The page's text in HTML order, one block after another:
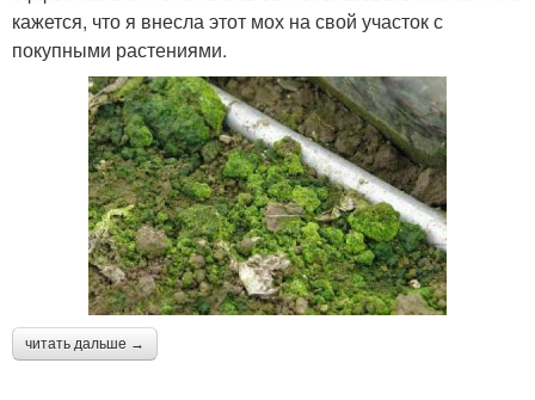
кажется, что я внесла этот мох на свой участок с
покупными растениями.
читать дальше →